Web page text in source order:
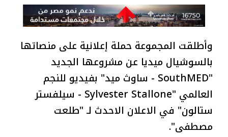
وأطلقت المجموعة حملة إعلانية على منصاتها
بالسوشيال ميديا عن مشروعها الجديد
"SouthMED - ساوث ميد" بفيديو للنجم
العالمي "Sylvester Stallone - سيلفستر
ستالون" في الاعلان الاحدث لـ "طلعت
مصطفى".